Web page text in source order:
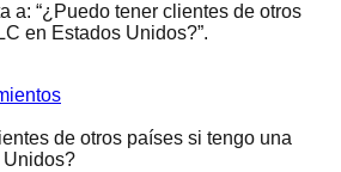
a: “¿Puedo tener clientes de otros
en Estados Unidos?”.
de otros países si tengo una
Unidos?